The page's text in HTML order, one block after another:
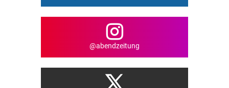
@abendzeitung